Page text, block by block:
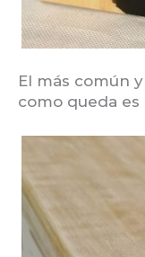
El más común
como queda es